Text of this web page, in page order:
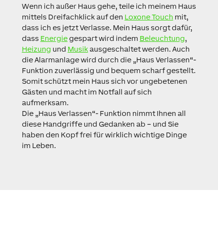
Wenn ich außer Haus gehe, teile ich meinem Haus
mittels Dreifachklick auf den Loxone Touch mit,
dass ich es jetzt Verlasse. Mein Haus sorgt dafür,
dass Energiegespart wird indem Beleuchtung,
Heizung und Musikausgeschaltet werden. Auch
die Alarmanlage wird durch die „Haus Verlassen“-
Funktion zuverlässig und bequem scharf gestellt.
Somit schützt mein Haus sich vor ungebetenen
Gästen und macht im Notfall auf sich
aufmerksam.
Die „Haus Verlassen“- Funktion nimmt Ihnen all
diese Handgriffe und Gedanken ab – und Sie
haben den Kopf frei für wirklich wichtige Dinge
im Leben.